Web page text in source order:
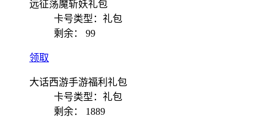
远征荡魔斩妖礼包
卡号类型：礼包
剩余：
99
领取
大话西游手游福利礼包
卡号类型：礼包
剩余：
1889